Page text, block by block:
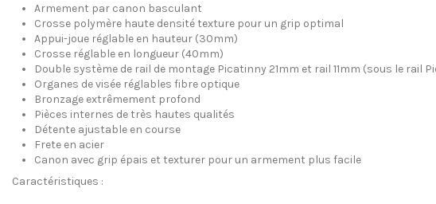
Armement par canon basculant
Crosse polymère haute densité texture pour un grip optimal
Appui-joue réglable en hauteur (30mm)
Crosse réglable en longueur (40mm)
Double système de rail de montage Picatinny 21mm et rail 11mm (sous le rail
Organes de visée réglables fibre optique
Bronzage extrêmement profond
Pièces internes de très hautes qualités
Détente ajustable en course
Frete en acier
Canon avec grip épais et texturer pour un armement plus facile
Caractéristiques :